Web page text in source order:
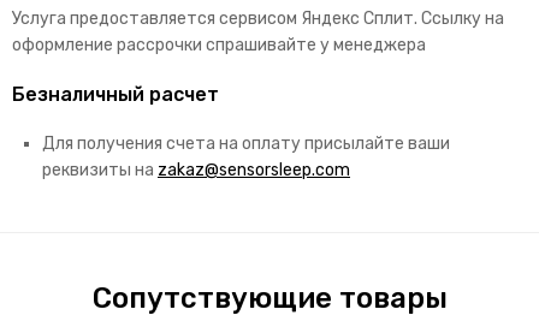
Услуга предоставляется сервисом Яндекс Сплит. Ссылку на
оформление рассрочки спрашивайте у менеджера
Безналичный расчет
Для получения счета на оплату присылайте ваши
реквизиты на zakaz@sensorsleep.com
Сопутствующие товары